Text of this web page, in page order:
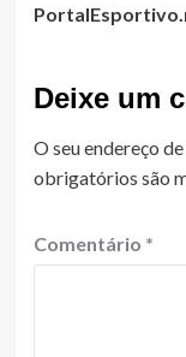
Deixe um
O seu endereço
obrigatórios são
Comentário *